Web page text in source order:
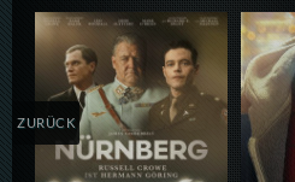
Details,Play
ZURÜCK